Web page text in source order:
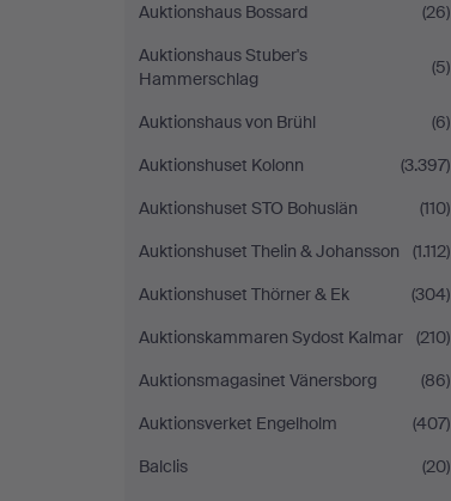
Auktionshaus Bossard
(26)
Auktionshaus Stuber's
Hammerschlag
(5)
Auktionshaus von Brühl
(6)
Auktionshuset Kolonn
(3.397)
Auktionshuset STO Bohuslän
(110)
Auktionshuset Thelin & Johansson
(1.112)
Auktionshuset Thörner & Ek
(304)
Auktionskammaren Sydost Kalmar
(210)
Auktionsmagasinet Vänersborg
(86)
Auktionsverket Engelholm
(407)
Balclis
(20)